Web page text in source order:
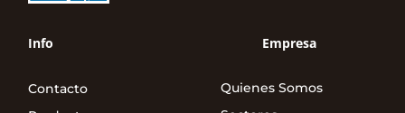
Info
Contacto
Empresa
Quienes Somos